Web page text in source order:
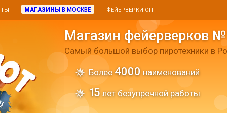
МАГАЗИНЫ В МОСКВЕ ФЕЙЕРВЕРКИ ОПТ
Магазин фейерверков
Самый большой выбор пиротехники в
Более 4000 наименований
15 лет безупречной работы